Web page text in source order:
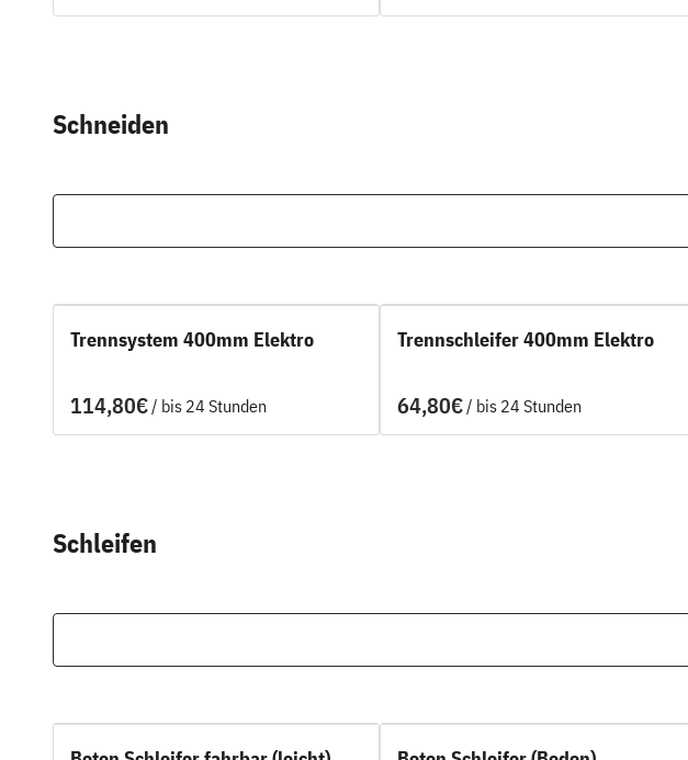
Schneiden
Trennsystem 400mm Elektro
/
Trennschleifer 400mm Elektro
/
Schleifen